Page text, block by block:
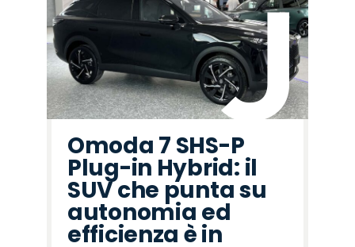
Omoda 7 SHS-P
Plug-in Hybrid: il
SUV che punta su
autonomia ed
efficienza è in